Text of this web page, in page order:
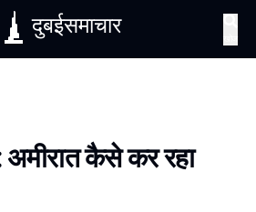
दुबईसमाचार
कैसे कर रहा